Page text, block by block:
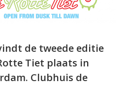
de tweede editie
Tiet plaats in
Clubhuis de